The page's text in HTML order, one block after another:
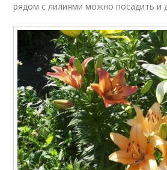
рядом с лилиями можно посадить и